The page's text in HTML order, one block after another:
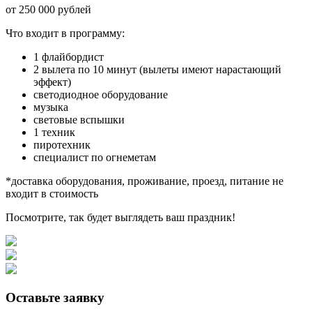
от 250 000 рублей
Что входит в программу:
1 флайбордист
2 вылета по 10 минут (вылеты имеют нарастающий
эффект)
светодиодное оборудование
музыка
световые вспышки
1 техник
пиротехник
специалист по огнеметам
*доставка оборудования, проживание, проезд, питание не
входит в стоимость
Посмотрите, так будет выглядеть ваш праздник!
Оставьте заявку